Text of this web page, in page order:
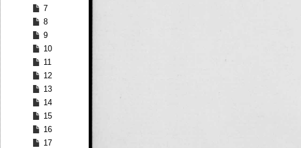
7
8
9
10
11
12
13
14
15
16
17